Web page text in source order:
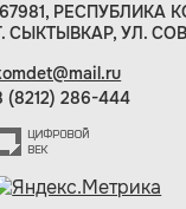
РЕСПУБЛИКА
СЫКТЫВКАР, УЛ.
(8212) 286-444